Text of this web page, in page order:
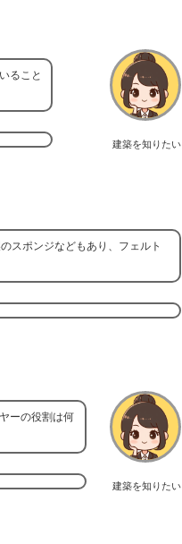
建築を知りたい
ること
スポンジなどもあり、フェルト
建築を知りたい
ーの役割は何